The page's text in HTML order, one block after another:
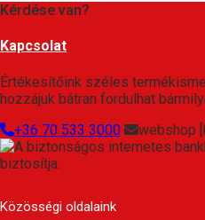
Kérdése van?
Kapcsolat
Értékesítőink széles
hozzájuk bátran fordulhat
+36 70 533 3000
webshop
Közösségi oldalaink